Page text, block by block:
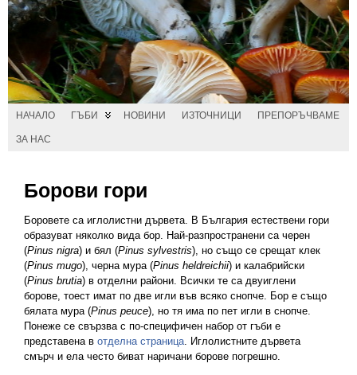
НАЧАЛО ГЪБИ НОВИНИ ИЗТОЧНИЦИ ПРЕПОРЪЧВАМЕ
ЗА НАС
Борови гори
Боровете са иглолистни дървета. В България естествени гори
образуват няколко вида бор. Най-разпространени са черен
(Pinus nigra) и бял (Pinus sylvestris), но също се срещат клек
(Pinus mugo), черна мура (Pinus heldreichii) и калабрийски
(Pinus brutia) в отделни райони. Всички те са двуиглени
борове, тоест имат по две игли във всяко снопче. Бор е също
бялата мура (Pinus peuce), но тя има по пет игли в снопче.
Понеже се свързва с по-специфичен набор от гъби е
представена в отделна страница. Иглолистните дървета
смърч и ела често биват наричани борове погрешно.